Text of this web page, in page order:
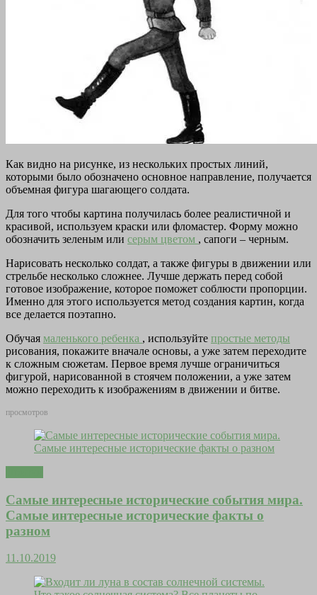
Как видно на рисунке, из нескольких простых линий,
которыми было обозначено основное направление, получается
объемная фигура шагающего солдата.
Для того чтобы картина получилась более реалистичной и
красивой, используем краски или фломастер. Форму можно
обозначить зеленым или серым цветом , сапоги – черным.
Нарисовать несколько солдат, а также фигуры в движении или
стрельбе несколько сложнее. Лучше держать перед собой
готовое изображение, которое поможет соблюсти пропорции.
Именно для этого используется метод создания картин, когда
все делается поэтапно.
Обучая маленького ребенка , используйте простые методы
рисования, покажите вначале основы, а уже затем переходите
к сложным сюжетам. Первое время лучше ограничиться
фигурой, нарисованной в стоячем положении, а уже затем
можно переходить к изображениям в движении и битве.
просмотров
Самые интересные исторические события мира.
Самые интересные исторические факты о
разном
11.10.2019